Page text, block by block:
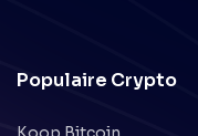
Populaire Crypto